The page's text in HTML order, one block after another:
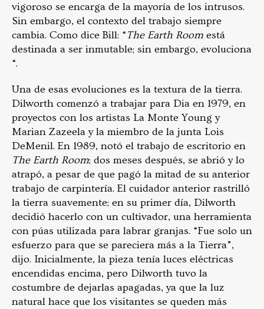
vigoroso se encarga de la mayoría de los intrusos.
Sin embargo, el contexto del trabajo siempre
cambia. Como dice Bill: “The Earth Room está
destinada a ser inmutable; sin embargo, evoluciona
“.
Una de esas evoluciones es la textura de la tierra.
Dilworth comenzó a trabajar para Dia en 1979, en
proyectos con los artistas La Monte Young y
Marian Zazeela y la miembro de la junta Lois
DeMenil. En 1989, notó el trabajo de escritorio en
The Earth Room; dos meses después, se abrió y lo
atrapó, a pesar de que pagó la mitad de su anterior
trabajo de carpintería. El cuidador anterior rastrilló
la tierra suavemente; en su primer día, Dilworth
decidió hacerlo con un cultivador, una herramienta
con púas utilizada para labrar granjas. “Fue solo un
esfuerzo para que se pareciera más a la Tierra”,
dijo. Inicialmente, la pieza tenía luces eléctricas
encendidas encima, pero Dilworth tuvo la
costumbre de dejarlas apagadas, ya que la luz
natural hace que los visitantes se queden más